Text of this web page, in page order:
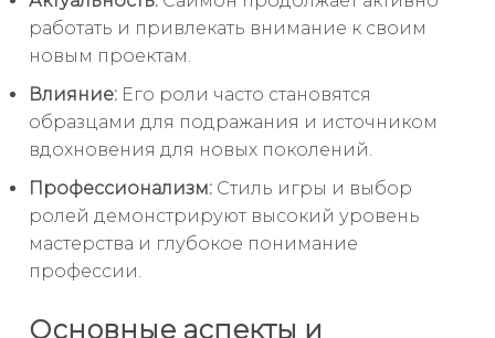
работать и привлекать внимание к своим
новым проектам.
Влияние: Его роли часто становятся
образцами для подражания и источником
вдохновения для новых поколений.
Профессионализм: Стиль игры и выбор
ролей демонстрируют высокий уровень
мастерства и глубокое понимание
профессии.
Основные аспекты и